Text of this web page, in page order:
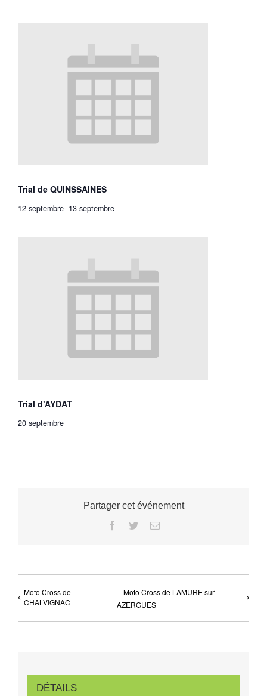
Trial de QUINSSAINES
12 septembre -13 septembre
Trial d’AYDAT
20 septembre
Partager cet événement
Facebook
TwitterEmail
Moto Cross de
CHALVIGNAC
Moto Cross de LAMURE sur
AZERGUES
DÉTAILS